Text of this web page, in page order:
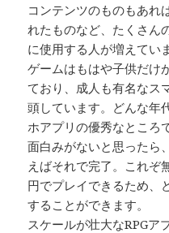
コンテンツのものもあれ
れたものなど、たくさん
に使用する人が増えてい
ゲームはもはや子供だけ
ており、成人も有名なス
頭しています。どんな年
ホアプリの優秀なところ
面白みがないと思ったら
えばそれで完了。これぞ
円でプレイできるため、
することができます。
スケールが壮大なRPGア